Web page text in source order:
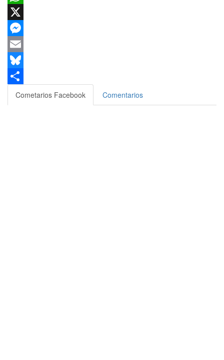
WhatsApp
X
Messenger
Email
Bluesky
Compartir
Cometarios Facebook Comentarios